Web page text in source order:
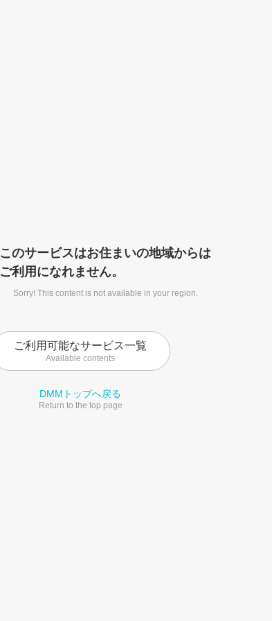
このサービスはお住まいの地域からは
ご利用になれません。
Sorry! This content is not available in your region.
ご利用可能なサービス一覧
Available contents
DMMトップへ戻る
Return to the top page